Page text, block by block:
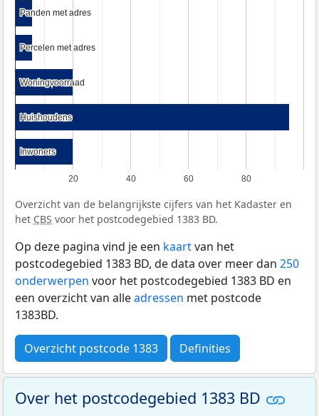
20 40 60 80
Panden met adres
Panden met adres
Percelen met adres
Percelen met adres
Woningvoorraad
Woningvoorraad
Huishoudens
Huishoudens
Inwoners
Inwoners
Overzicht van de belangrijkste cijfers van het Kadaster en
het CBS voor het postcodegebied 1383 BD.
Op deze pagina vind je een kaartvan het
postcodegebied 1383 BD, de data over meer dan 250
onderwerpen voor het postcodegebied 1383 BD en
een overzicht van alleadressen met postcode
1383BD.
Overzicht postcode 1383 Definities
Over het postcodegebied 1383 BD